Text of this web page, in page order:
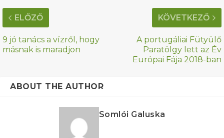
ELŐZŐ
9 jó tanács a vízről, hogy
másnak is maradjon
KÖVETKEZŐ
A portugáliai Fütyülő
Paratölgy lett az Év
Európai Fája 2018-ban
ABOUT THE AUTHOR
Somlói Galuska